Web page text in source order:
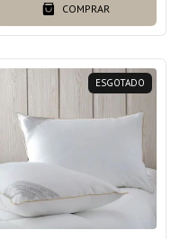
COMPRAR
ESGOTADO